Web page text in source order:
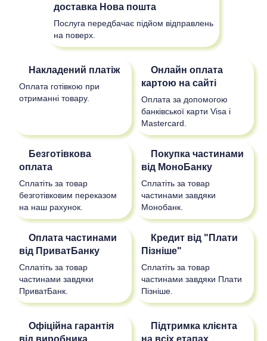
доставка Нова пошта
Послуга передбачає підйом відправлень
на поверх.
Накладений платіж
Оплата готівкою при
отриманні товару.
Онлайн оплата
картою на сайті
Оплата за допомогою
банківської карти Visa і
Mastercard.
Безготівкова
оплата
Сплатіть за товар
безготівковим переказом
на наш рахунок.
Покупка частинами
від МоноБанку
Сплатіть за товар
частинами завдяки
Монобанк.
Оплата частинами
від ПриватБанку
Сплатіть за товар
частинами завдяки
ПриватБанк.
Кредит від "Плати
Пізніше"
Сплатіть за товар
частинами завдяки Плати
Пізніше.
Офіційна гарантія
від виробника
Підтримка клієнта
на всіх етапах